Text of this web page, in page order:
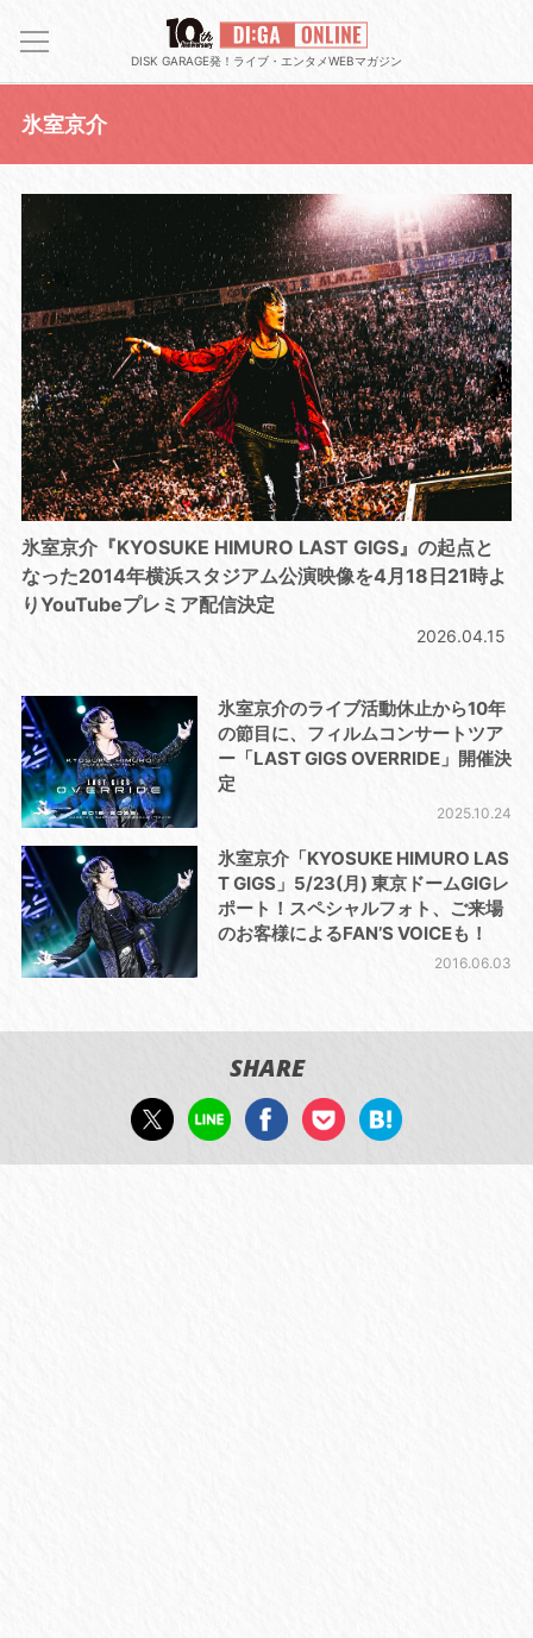
DISK GARAGE発！ライブ・エンタメWEBマガジン
氷室京介
氷室京介『KYOSUKE HIMURO LAST GIGS』の起点と
なった2014年横浜スタジアム公演映像を4月18日21時よ
りYouTubeプレミア配信決定
2026.04.15
氷室京介のライブ活動休止から10年
の節目に、フィルムコンサートツア
ー「LAST GIGS OVERRIDE」開催決
定
2025.10.24
氷室京介「KYOSUKE HIMURO LAS
T GIGS」5/23(月) 東京ドームGIGレ
ポート！スペシャルフォト、ご来場
のお客様によるFAN’S VOICEも！
2016.06.03
SHARE